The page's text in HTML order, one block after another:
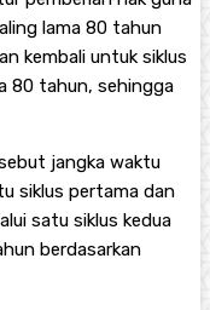
lama 80 tahun
kembali untuk siklus
80 tahun, sehingga
jangka waktu
siklus pertama dan
satu siklus kedua
berdasarkan